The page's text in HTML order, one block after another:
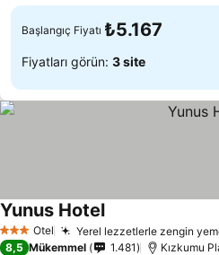
Başlangıç Fiyatı ₺5.167
Fiyatları görün: 3 site
3 YıldızOtel Yerel lezzetlerle zengin
Yunus Hotel
8,5 Mükemmel 1.481 Kızkumu